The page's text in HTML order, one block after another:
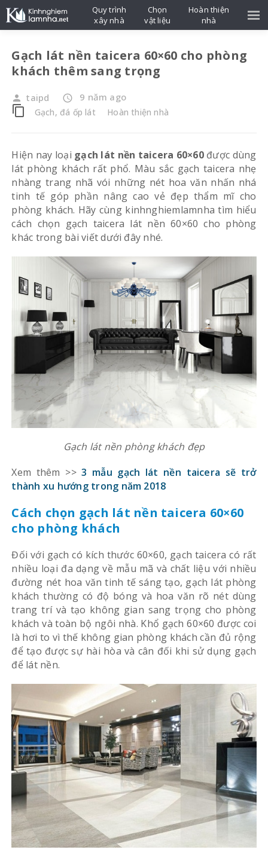
Gạch lát nền taicera 60×60 cho phòng
khách thêm sang trọng
person taipd access_time 9 năm ago
content_copy Gạch, đá ốp lát Hoàn thiện nhà
Hiện nay loại gạch lát nền taicera 60×60 được dùng
lát phòng khách rất phổ. Màu sắc gạch taicera nhẹ
nhàng trang nhã vói những nét hoa văn nhấn nhá
tinh tế góp phần nâng cao vẻ đẹp thẩm mĩ cho
phòng khách. Hãy cùng kinhnghiemlamnha tìm hiểu
cách chọn gạch taicera lát nền 60×60 cho phòng
khác trong bài viết dưới đây nhé.
Gạch lát nền phòng khách đẹp
Xem thêm >>3 mẫu gạch lát nền taicera sẽ trở
thành xu hướng trong năm 2018
Cách chọn gạch lát nền taicera 60×60
cho phòng khách
Đối với gạch có kích thước 60×60, gạch taicera có rất
nhiều loại đa dạng về mẫu mã và chất liệu với nhiều
đường nét hoa văn tinh tế sáng tạo, gạch lát phòng
khách thường có độ bóng và hoa văn rõ nét dùng
trang trí và tạo không gian sang trọng cho phòng
khách và toàn bộ ngôi nhà. Khổ gạch 60×60 được coi
là hơi to vì thế không gian phòng khách cần đủ rộng
để tạo được sự hài hòa và cân đối khi sử dụng gạch
để lát nền.
Quy trình
xây nhà
Chọn
vật liệu
Hoàn thiện
nhà